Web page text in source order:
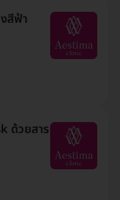
สีฟ้า
ด้วยสาร